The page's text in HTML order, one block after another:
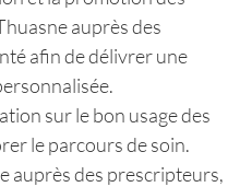
auprès des
afin de délivrer une
sur le bon usage des
le parcours de soin.
auprès des prescripteurs,